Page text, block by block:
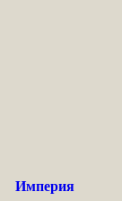
Империя